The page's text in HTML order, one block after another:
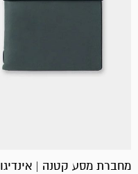
מחברת מסע קטנה | אינדיגו Traveler's Notebook